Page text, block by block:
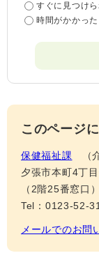
すぐに見つけ
時間がかかった
このページ
保健福祉課
夕張市本町4丁
（2階25番窓口）
Tel：0123-52-
メールでのお問